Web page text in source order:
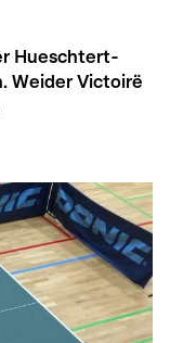
Hueschtert-
Weider Victoirë